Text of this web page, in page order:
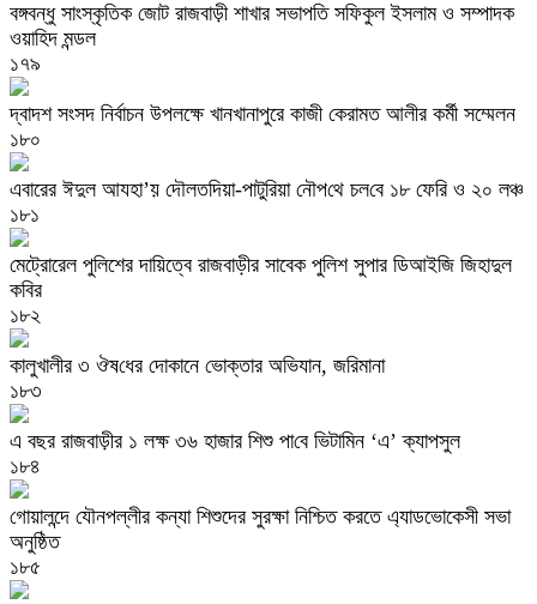
বঙ্গবন্ধু সাংস্কৃতিক জোট রাজবাড়ী শাখার সভাপতি সফিকুল ইসলাম ও সম্পাদক
ওয়াহিদ মন্ডল
১৭৯
দ্বাদশ সংসদ নির্বাচন উপলক্ষে খানখানাপুরে কাজী কেরামত আলীর কর্মী সম্মেলন
১৮০
এবারের ঈদুল আযহা’য় দৌলত‌দিয়া-পাটু‌রিয়া নৌপ‌থে চল‌বে ১৮‌ ফে‌রি ও ২০‌ লঞ্চ
১৮১
মেট্রোরেল পুলিশের দায়িত্বে রাজবাড়ীর সাবেক পুলিশ সুপার ডিআইজি জিহাদুল
কবির
১৮২
কালুখালীর ৩ ঔষ‌ধের দোকানে ভোক্তার অভিযান, জরিমানা
১৮৩
এ বছর রাজবাড়ী‌র ১ লক্ষ ৩৬ হাজার শিশু পা‌বে ভিটা‌মিন ‘এ’ ক্যাপসুল
১৮৪
গোয়ালন্দে যৌনপল্লীর কন্যা শিশুদের সুরক্ষা নিশ্চিত করতে এ্যাডভোকেসী সভা
অনুষ্ঠিত
১৮৫